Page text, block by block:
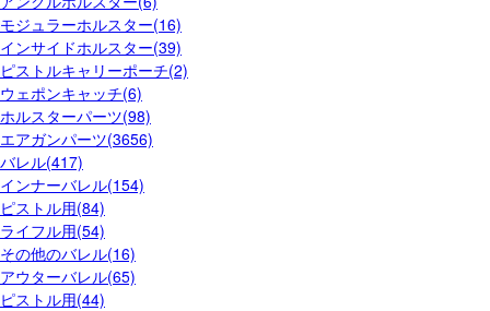
モジュラーホルスター(16)
インサイドホルスター(39)
ピストルキャリーポーチ(2)
ウェポンキャッチ(6)
ホルスターパーツ(98)
エアガンパーツ(3656)
バレル(417)
インナーバレル(154)
ピストル用(84)
ライフル用(54)
その他のバレル(16)
アウターバレル(65)
ピストル用(44)